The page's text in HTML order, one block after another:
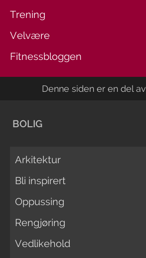
Trening
Velvære
Fitnessbloggen
Denne siden er en del av
BOLIG
Arkitektur
Bli inspirert
Oppussing
Rengjøring
Vedlikehold